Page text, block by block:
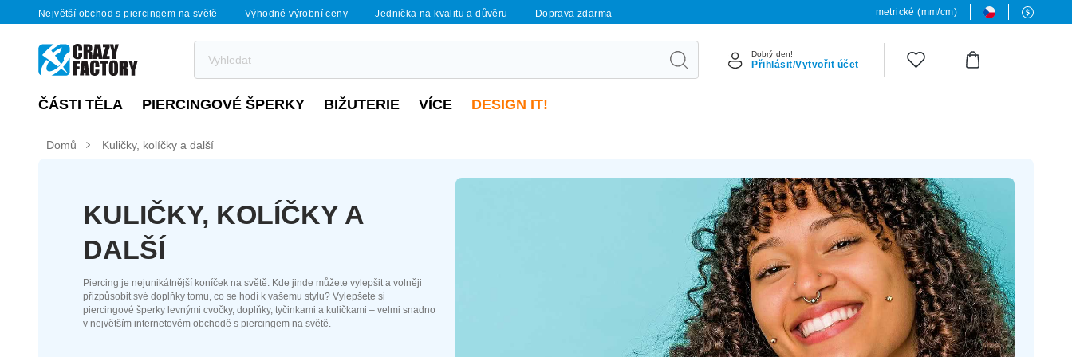
Největší obchod s piercingem na světě Výhodné výrobní ceny Jednička na kvalitu a důvěru Doprava zdarma metrické (mm/cm)
Dobrý den!
Přihlásit/Vytvořit účet
ČÁSTI TĚLA PIERCINGOVÉ ŠPERKY BIŽUTERIE VÍCE DESIGN IT!
Domů Kuličky, kolíčky a další
KULIČKY, KOLÍČKY A
DALŠÍ
Piercing je nejunikátnější koníček na světě. Kde jinde můžete vylepšit a volněji
přizpůsobit své doplňky tomu, co se hodí k vašemu stylu? Vylepšete si
piercingové šperky levnými cvočky, doplňky, tyčinkami a kuličkami – velmi snadno
v největším internetovém obchodě s piercingem na světě.